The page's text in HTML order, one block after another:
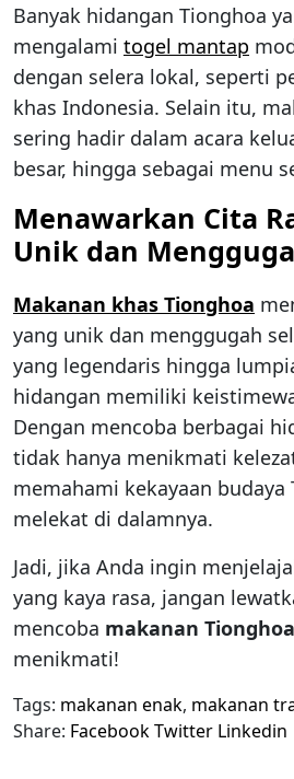
Banyak hidangan Tionghoa
mengalami togel mantap
dengan selera lokal, seperti
khas Indonesia. Selain itu,
sering hadir dalam acara
besar, hingga sebagai menu
Menawarkan Cita
Unik dan
Makanan khas Tionghoa
yang unik dan menggugah
yang legendaris hingga
hidangan memiliki
Dengan mencoba berbagai
tidak hanya menikmati
memahami kekayaan budaya
melekat di dalamnya.
Jadi, jika Anda ingin
yang kaya rasa, jangan
mencoba makanan Tionghoa
menikmati!
Tags: makanan enak, makanan
Share: FacebookTwitter Linkedin